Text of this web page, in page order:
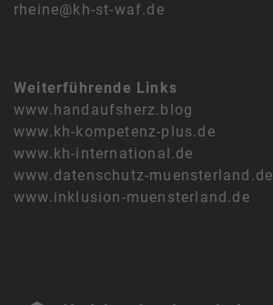
rheine@kh-st-waf.de
Weiterführende Links
www.handaufsherz.blog
www.kh-kompetenz-plus.de
www.kh-international.de
www.datenschutz-muensterland.de
www.inklusion-muensterland.de